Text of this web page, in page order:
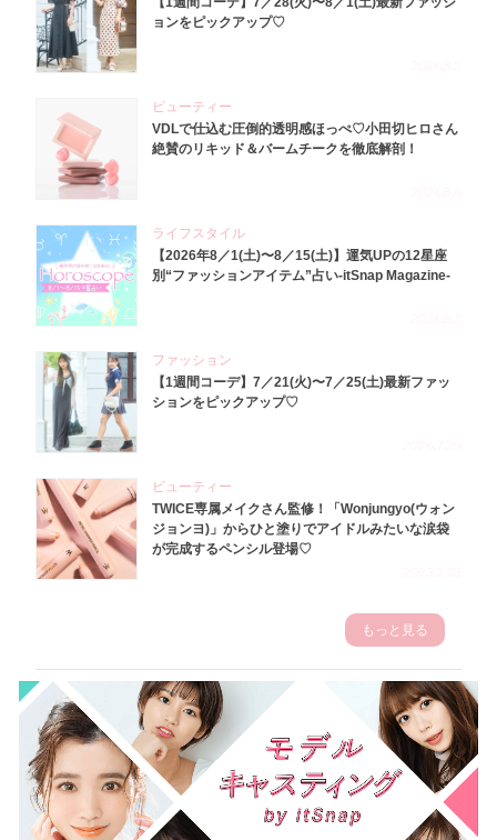
ョンをピックアップ♡
ビューティー
VDLで仕込む圧倒的透明感ほっぺ♡小田切ヒロさん
絶賛のリキッド＆バームチークを徹底解剖！
ライフスタイル
【2026年8／1(土)〜8／15(土)】運気UPの12星座
別“ファッションアイテム”占い-itSnap Magazine-
ファッション
【1週間コーデ】7／21(火)〜7／25(土)最新ファッ
ションをピックアップ♡
ビューティー
TWICE専属メイクさん監修！「Wonjungyo(ウォン
ジョンヨ)」からひと塗りでアイドルみたいな涙袋
が完成するペンシル登場♡
もっと見る